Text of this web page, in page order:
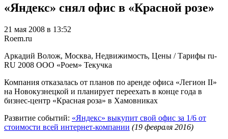
«Яндекс» снял офис в «Красной розе»
21 мая 2008 в 13:52
Roem.ru
Аркадий Волож, Москва, Недвижимость, Цены / Тарифы ru-
RU 2008 ООО «Роем» Текучка
Компания отказалась от планов по аренде офиса «Легион II»
на Новокузнецкой и планирует переехать в конце года в
бизнес-центр «Красная роза» в Хамовниках
Развитие событий: «Яндекс» выкупит свой офис за 1/6 от
стоимости всей интернет-компании (19 февраля 2016)